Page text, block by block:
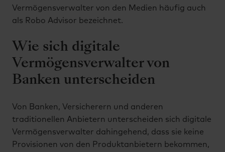
Vermögensverwalter von den Medien häufig auch
als Robo Advisor bezeichnet.
Wie sich digitale
Vermögensverwalter von
Banken unterscheiden
Von Banken, Versicherern und anderen
traditionellen Anbietern unterscheiden sich digitale
Vermögensverwalter dahingehend, dass sie keine
Provisionen von den Produktanbietern bekommen,